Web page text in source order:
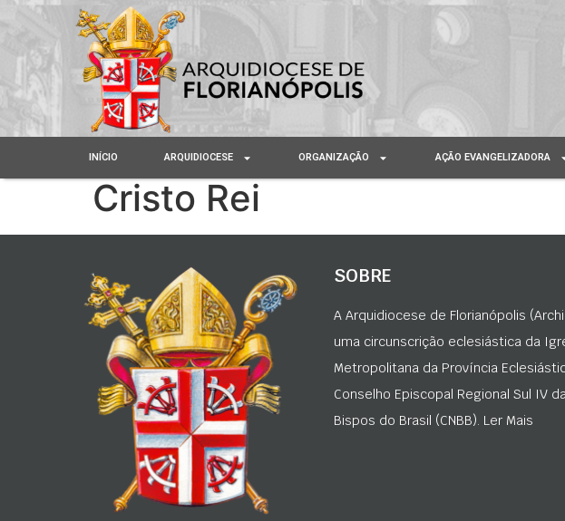
INÍCIO ARQUIDIOCESE ORGANIZAÇÃO AÇÃO EVANGELIZADORA
Cristo Rei
SOBRE
A Arquidiocese de Florianópolis
uma circunscrição eclesiástica da
Metropolitana da Província
Conselho Episcopal Regional Sul IV
Bispos do Brasil (CNBB). Ler Mais